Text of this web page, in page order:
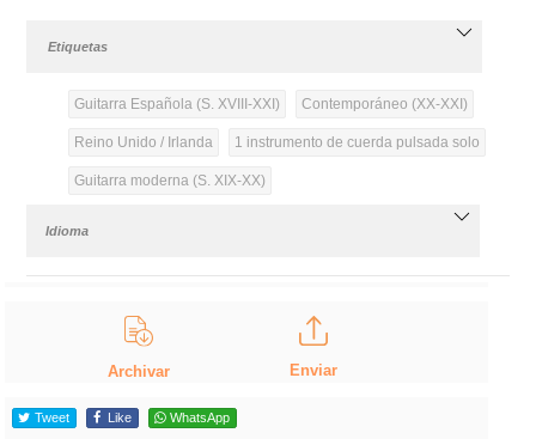
Etiquetas
Guitarra Española (S. XVIII-XXI) Contemporáneo (XX-XXI)
Reino Unido / Irlanda 1 instrumento de cuerda pulsada solo
Guitarra moderna (S. XIX-XX)
Idioma
Archivar Enviar
Tweet Like WhatsApp